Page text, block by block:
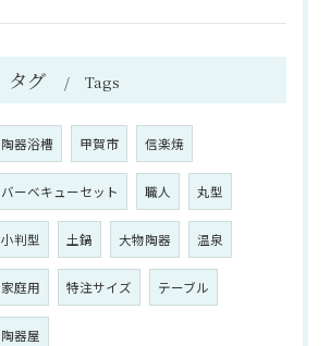
タグ Tags
陶器浴槽 甲賀市 信楽焼
バーベキューセット 職人 丸型
小判型 土鍋 大物陶器 温泉
家庭用 特注サイズ テーブル
陶器屋